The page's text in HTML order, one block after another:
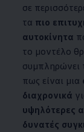
σε
τα πιο
αυτοκίνητα
το μοντέλο
συμπληρώνει
πως είναι μια
διαχρονικά
υψηλότερες
δυνατές